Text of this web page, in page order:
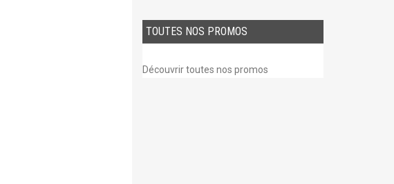
TOUTES NOS PROMOS
Découvrir toutes nos promos